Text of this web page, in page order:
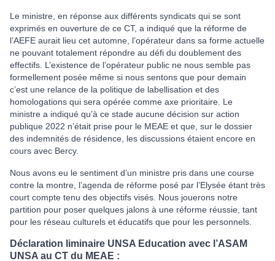
Le ministre, en réponse aux différents syndicats qui se sont
exprimés en ouverture de ce CT, a indiqué que la réforme de
l’AEFE aurait lieu cet automne, l’opérateur dans sa forme actuelle
ne pouvant totalement répondre au défi du doublement des
effectifs. L’existence de l’opérateur public ne nous semble pas
formellement posée même si nous sentons que pour demain
c’est une relance de la politique de labellisation et des
homologations qui sera opérée comme axe prioritaire. Le
ministre a indiqué qu’à ce stade aucune décision sur action
publique 2022 n’était prise pour le MEAE et que, sur le dossier
des indemnités de résidence, les discussions étaient encore en
cours avec Bercy.
Nous avons eu le sentiment d’un ministre pris dans une course
contre la montre, l’agenda de réforme posé par l’Elysée étant très
court compte tenu des objectifs visés. Nous jouerons notre
partition pour poser quelques jalons à une réforme réussie, tant
pour les réseau culturels et éducatifs que pour les personnels.
Déclaration liminaire UNSA Education avec l’ASAM
UNSA au CT du MEAE :